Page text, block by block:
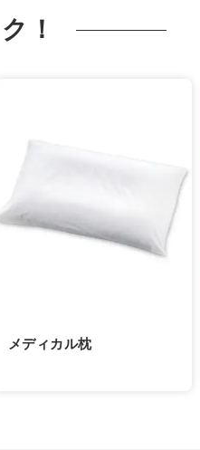
！
メディカル枕